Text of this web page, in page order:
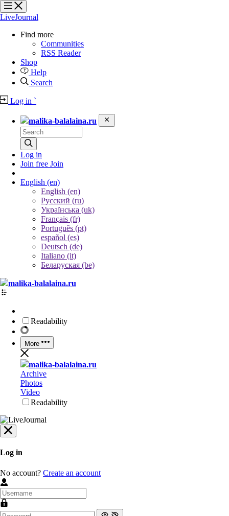
?
?
?
?
LiveJournal
Find more
Communities
RSS Reader
Shop
Help
Search
Log in `
malika-balalaina.ru
Log in
Join free Join
English (en)
English (en)
Русский (ru)
Українська (uk)
Français (fr)
Português (pt)
español (es)
Deutsch (de)
Italiano (it)
Беларуская (be)
malika-balalaina.ru
Readability
More
malika-balalaina.ru
Archive
Photos
Video
Readability
Log in
No account? Create an account